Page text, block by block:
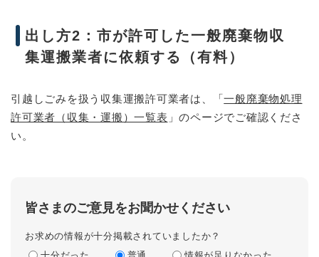
出し方2：市が許可した一般廃棄物収
集運搬業者に依頼する（有料）
引越しごみを扱う収集運搬許可業者は、「一般廃棄物処理
許可業者（収集・運搬）一覧表 」のページでご確認くださ
い。
皆さまのご意見をお聞かせください
お求めの情報が十分掲載されていましたか？